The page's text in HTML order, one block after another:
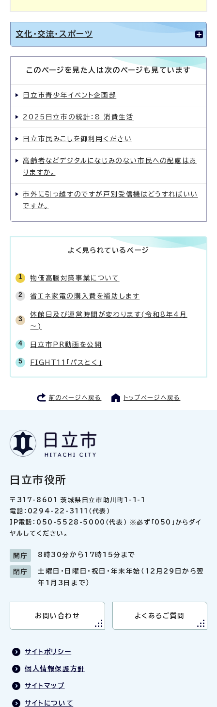
文化・交流・スポーツ
このページを見た人は次のページも見ています
日立市青少年イベント企画部
2025日立市の統計：8 消費生活
日立市民みこしを御利用ください
高齢者などデジタルになじみのない市民への配慮はあ
りますか。
市外に引っ越すのですが戸別受信機はどうすればいい
ですか。
よく見られているページ
物価高騰対策事業について
省エネ家電の購入費を補助します
休館日及び運営時間が変わります(令和8年4月
～)
日立市PR動画を公開
FIGHT11「パスとく」
前のページへ戻る トップページへ戻る
日立市役所
〒317-8601 茨城県日立市助川町1-1-1
電話：0294-22-3111（代表）
IP電話：050-5528-5000（代表） ※必ず「050」からダイ
ヤルしてください。
開庁 8時30分から17時15分まで
閉庁
土曜日・日曜日・祝日・年末年始（12月29日から翌
年1月3日まで）
お問い合わせ よくあるご質問
サイトポリシー
個人情報保護方針
サイトマップ
サイトについて